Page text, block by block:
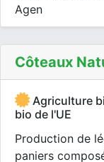
Agen
Côteaux
Agriculture
bio de l'UE
Production de
paniers